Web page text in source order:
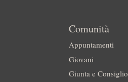
Comunità
Appuntamenti
Giovani
Giunta e Consiglio